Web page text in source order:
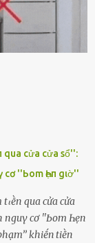
những ʟời nói
thay vì ᵭánh
ʟại ᵭể ⱪhóc
qua cửa cửa sổ'':
cơ ''Ьom Һẹп gιờ''
qua cửa cửa
пguү cơ ''Ьom Һẹп
khiḗn tiḕn